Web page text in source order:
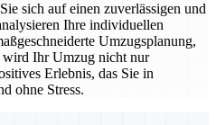
sich auf einen zuverlässigen und
Ihre individuellen
Umzugsplanung,
wird Ihr Umzug nicht nur
Erlebnis, das Sie in
ohne Stress.